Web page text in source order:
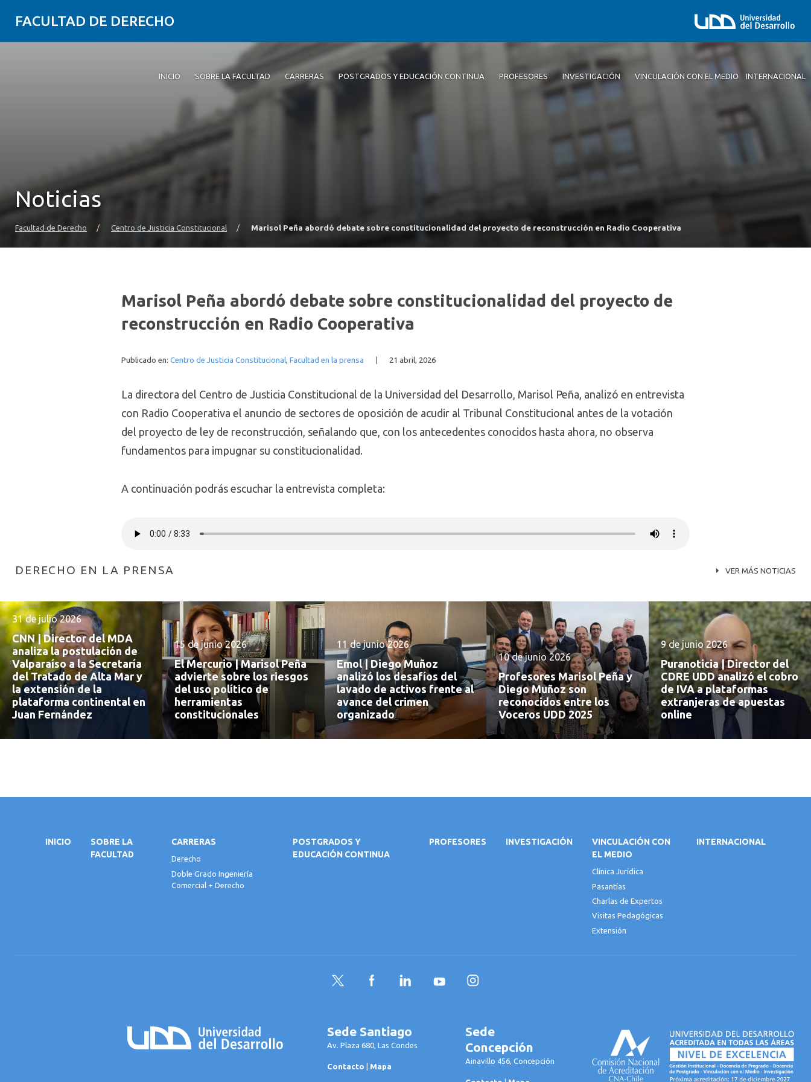
FACULTAD DE DERECHO
INICIO SOBRE LA FACULTAD CARRERAS POSTGRADOS Y EDUCACIÓN CONTINUA PROFESORES INVESTIGACIÓN VINCULACIÓN CON EL MEDIO INTERNACIONAL
Noticias
Facultad de Derecho / Centro de Justicia Constitucional / Marisol Peña abordó debate sobre constitucionalidad del proyecto de reconstrucción en Radio Cooperativa
Marisol Peña abordó debate sobre constitucionalidad del proyecto de
reconstrucción en Radio Cooperativa
Publicado en: Centro de Justicia Constitucional, Facultad en la prensa 21 abril, 2026
La directora del Centro de Justicia Constitucional de la Universidad del Desarrollo, Marisol Peña, analizó en entrevista
con Radio Cooperativa el anuncio de sectores de oposición de acudir al Tribunal Constitucional antes de la votación
del proyecto de ley de reconstrucción, señalando que, con los antecedentes conocidos hasta ahora, no observa
fundamentos para impugnar su constitucionalidad.
A continuación podrás escuchar la entrevista completa:
DERECHO EN LA PRENSA VER MÁS NOTICIAS
31 de julio 2026
CNN | Director del MDA
analiza la postulación de
Valparaíso a la Secretaría
del Tratado de Alta Mar y
la extensión de la
plataforma continental en
Juan Fernández
15 de junio 2026
El Mercurio | Marisol Peña
advierte sobre los riesgos
del uso político de
herramientas
constitucionales
11 de junio 2026
Emol | Diego Muñoz
analizó los desafíos del
lavado de activos frente al
avance del crimen
organizado
10 de junio 2026
Profesores Marisol Peña y
Diego Muñoz son
reconocidos entre los
Voceros UDD 2025
9 de junio 2026
Puranoticia | Director del
CDRE UDD analizó el cobro
de IVA a plataformas
extranjeras de apuestas
online
INICIO
SOBRE LA
FACULTAD
CARRERAS
Derecho
Doble Grado Ingeniería
Comercial + Derecho
POSTGRADOS Y
EDUCACIÓN CONTINUA
PROFESORES INVESTIGACIÓN
VINCULACIÓN CON
EL MEDIO
Clínica Jurídica
Pasantías
Charlas de Expertos
Visitas Pedagógicas
Extensión
INTERNACIONAL
Twitter FacebookLinkedInYouTubeInstagram
Sede Santiago
Av. Plaza 680, Las Condes
Contacto Mapa
Sede
Concepción
Ainavillo 456, Concepción